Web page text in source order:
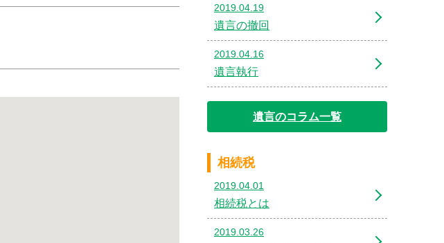
2019.04.19
遺言の撤回
2019.04.16
遺言執行
遺言のコラム一覧
相続税
2019.04.01
相続税とは
2019.03.26